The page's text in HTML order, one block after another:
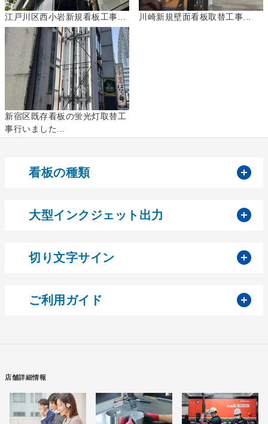
江戸川区西小岩新規看板工事... 川崎新規壁面看板取替工事...
新宿区既存看板の蛍光灯取替工
事行いました...
看板の種類
大型インクジェット出力
切り文字サイン
ご利用ガイド
店舗詳細情報